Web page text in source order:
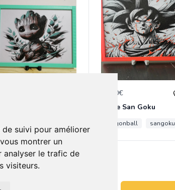
suivi pour améliorer
montrer un
analyser le trafic de
visiteurs.
gardiens de la galaxy groot
10.00€
cadre San Goku
dragonball sangoku